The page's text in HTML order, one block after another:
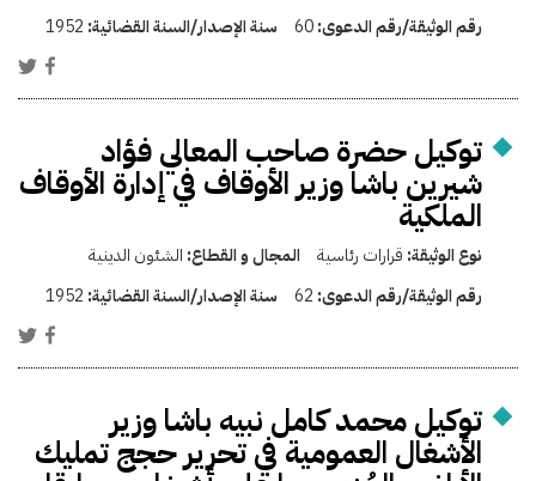
رقم الوثيقة/رقم الدعوى:60 سنة الإصدار/السنة القضائية: 1952
توكيل حضرة صاحب المعالي فؤاد
شيرين باشا وزير الأوقاف في إدارة الأوقاف
الملكية
نوع الوثيقة: قرارات رئاسية المجال و القطاع: الشئون الدينية
رقم الوثيقة/رقم الدعوى: 62 سنة الإصدار/السنة القضائية: 1952
توكيل محمد كامل نبيه باشا وزير
الأشغال العمومية في تحرير حجج تمليك